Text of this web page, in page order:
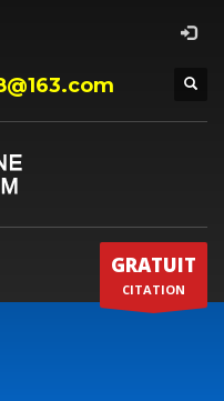
GRATUIT
CITATION